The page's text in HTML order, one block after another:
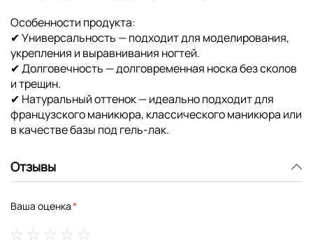
Особенности продукта:
✔ Универсальность — подходит для моделирования,
укрепления и выравнивания ногтей.
✔ Долговечность — долговременная носка без сколов
и трещин.
✔ Натуральный оттенок — идеально подходит для
французского маникюра, классического маникюра или
в качестве базы под гель-лак.
Отзывы
Ваша оценка